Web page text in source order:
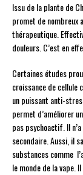
Issu de la plante de
promet de nombreux
thérapeutique.
douleurs. C’est en
Certaines études
croissance de cellule
un puissant anti-
permet d’améliorer
pas psychoactif. Il
secondaire. Aussi, il
substances comme
le monde de la vape.